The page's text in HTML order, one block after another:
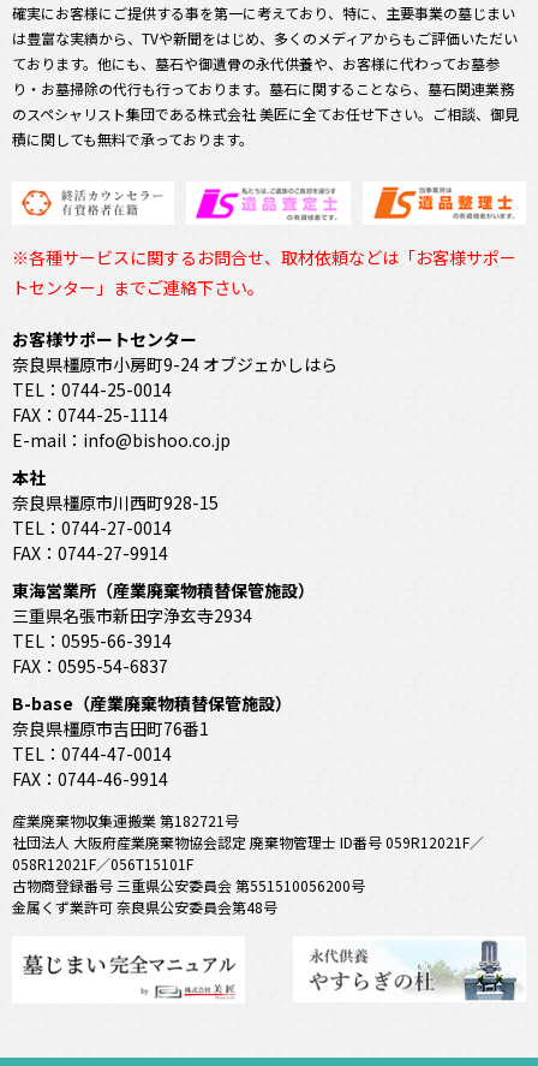
確実にお客様にご提供する事を第一に考えており、特に、主要事業の墓じまい
は豊富な実績から、TVや新聞をはじめ、多くのメディアからもご評価いただい
ております。他にも、墓石や御遺骨の永代供養や、お客様に代わってお墓参
り・お墓掃除の代行も行っております。墓石に関することなら、墓石関連業務
のスペシャリスト集団である株式会社 美匠に全てお任せ下さい。ご相談、御見
積に関しても無料で承っております。
※各種サービスに関するお問合せ、取材依頼などは「お客様サポー
トセンター」までご連絡下さい。
お客様サポートセンター
奈良県橿原市小房町9-24 オブジェかしはら
TEL：0744-25-0014
FAX：0744-25-1114
E-mail：info@bishoo.co.jp
本社
奈良県橿原市川西町928-15
TEL：0744-27-0014
FAX：0744-27-9914
東海営業所（産業廃棄物積替保管施設）
三重県名張市新田字浄玄寺2934
TEL：0595-66-3914
FAX：0595-54-6837
B-base（産業廃棄物積替保管施設）
奈良県橿原市吉田町76番1
TEL：0744-47-0014
FAX：0744-46-9914
産業廃棄物収集運搬業 第182721号
社団法人 大阪府産業廃棄物協会認定 廃棄物管理士 ID番号 059R12021F／
058R12021F／056T15101F
古物商登録番号 三重県公安委員会 第551510056200号
金属くず業許可 奈良県公安委員会第48号